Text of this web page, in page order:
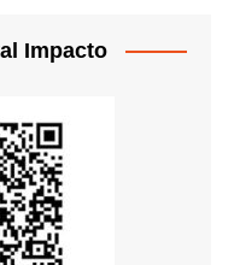
Impacto